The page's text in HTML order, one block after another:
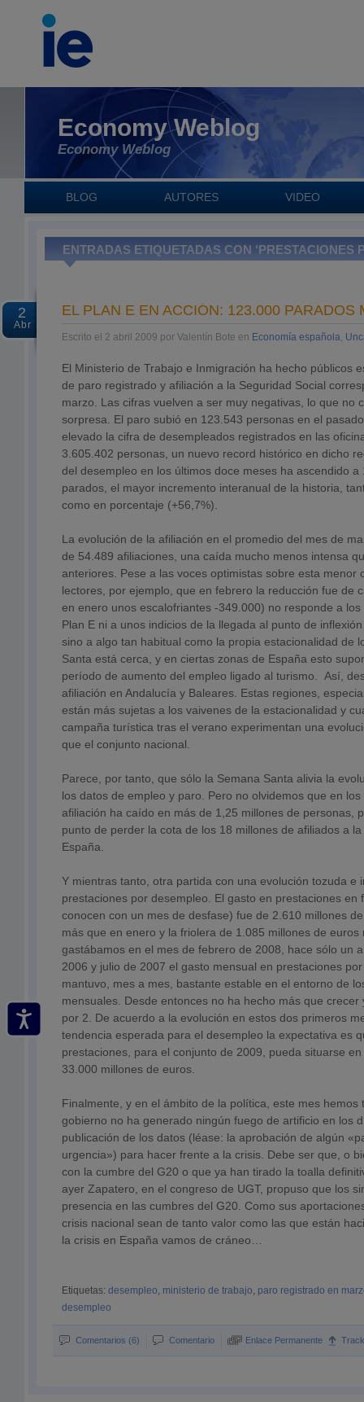
Economy Weblog
Economy Weblog
BLOG AUTORES VIDEO
ENTRADAS ETIQUETADAS CON ‘PRESTACIONES
2
Abr
EL PLAN E EN ACCIÓN: 123.000 PARADOS
Escrito el 2 abril 2009 por Valentín Bote en Economía española,
El Ministerio de Trabajo e Inmigración ha hecho públicos
de paro registrado y afiliación a la Seguridad Social
marzo. Las cifras vuelven a ser muy negativas, lo que no
sorpresa. El paro subió en 123.543 personas en el
elevado la cifra de desempleados registrados en las
3.605.402 personas, un nuevo record histórico en dicho
del desempleo en los últimos doce meses ha ascendido a
parados, el mayor incremento interanual de la historia,
como en porcentaje (+56,7%).
La evolución de la afiliación en el promedio del mes de
de 54.489 afiliaciones, una caída mucho menos intensa
anteriores. Pese a las voces optimistas sobre esta menor
lectores, por ejemplo, que en febrero la reducción fue de
en enero unos escalofriantes -349.000) no responde a
Plan E ni a unos indicios de la llegada al punto de
sino a algo tan habitual como la propia estacionalidad de
Santa está cerca, y en ciertas zonas de España esto
período de aumento del empleo ligado al turismo. Así,
afiliación en Andalucía y Baleares. Estas regiones,
están más sujetas a los vaivenes de la estacionalidad y
campaña turística tras el verano experimentan una
que el conjunto nacional.
Parece, por tanto, que sólo la Semana Santa alivia la
los datos de empleo y paro. Pero no olvidemos que en
afiliación ha caído en más de 1,25 millones de personas,
punto de perder la cota de los 18 millones de afiliados a
España.
Y mientras tanto, otra partida con una evolución tozuda e
prestaciones por desempleo. El gasto en prestaciones en
conocen con un mes de desfase) fue de 2.610 millones
más que en enero y la friolera de 1.085 millones de euros
gastábamos en el mes de febrero de 2008, hace sólo un
2006 y julio de 2007 el gasto mensual en prestaciones
mantuvo, mes a mes, bastante estable en el entorno de
mensuales. Desde entonces no ha hecho más que crecer
por 2. De acuerdo a la evolución en estos dos primeros
tendencia esperada para el desempleo la expectativa es
prestaciones, para el conjunto de 2009, pueda situarse
33.000 millones de euros.
Finalmente, y en el ámbito de la política, este mes hemos
gobierno no ha generado ningún fuego de artificio en los
publicación de los datos (léase: la aprobación de algún
urgencia») para hacer frente a la crisis. Debe ser que, o
con la cumbre del G20 o que ya han tirado la toalla
ayer Zapatero, en el congreso de UGT, propuso que los
presencia en las cumbres del G20. Como sus
crisis nacional sean de tanto valor como las que están
la crisis en España vamos de cráneo…
Etiquetas: desempleo, ministerio de trabajo, paro registrado en
desempleo
Comentarios (6) Comentario Enlace Permanente